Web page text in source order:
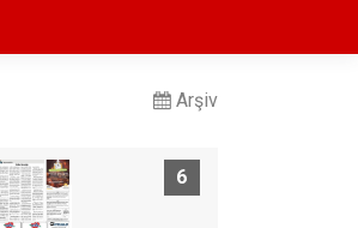
Arşiv
6